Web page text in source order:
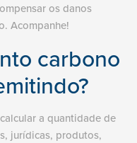
os danos
Acompanhe!
carbono
a quantidade de
jurídicas, produtos,